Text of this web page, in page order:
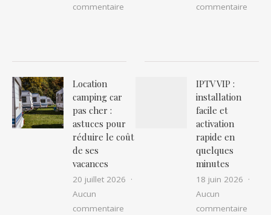
commentaire sur Nid de guêpes ou frelons à
commentaire
Location
camping car
pas cher :
astuces pour
réduire le coût
de ses
vacances
20 juillet 2026
Aucun
commentaire sur Location camping car pas cher :
IPTV VIP :
installation
facile et
activation
rapide en
quelques
minutes
18 juin 2026
Aucun
commentaire